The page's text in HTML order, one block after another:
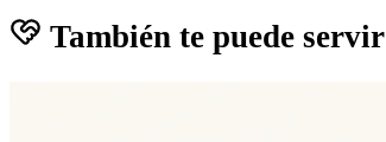
También te puede servir